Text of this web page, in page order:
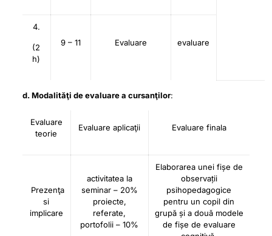
4.
(2
h)
9 – 11 Evaluare evaluare
d. Modalităţi de evaluare a cursanţilor:
Evaluare
teorie
Evaluare aplicaţii Evaluare finala
Prezenţa
si
implicare
activitatea la
seminar – 20%
proiecte,
referate,
portofolii – 10%
Elaborarea unei fișe de
observații
psihopedagogice
pentru un copil din
grupă și a două modele
de fișe de evaluare